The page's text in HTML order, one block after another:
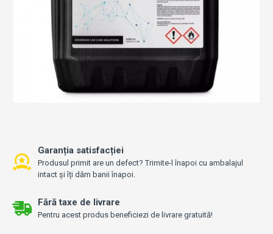
Fără taxe de livrare
Pentru acest produs beneficiezi de livrare gratuită!
Garanția satisfacției
Produsul primit are un defect? Trimite-l înapoi cu ambalajul
intact și îți dăm banii înapoi.